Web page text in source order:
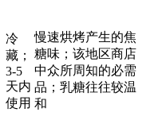
冷
藏；
3-5
天内
使用
慢速烘烤产生的焦
糖味；该地区商店
中众所周知的必需
品；乳糖往往较温
和